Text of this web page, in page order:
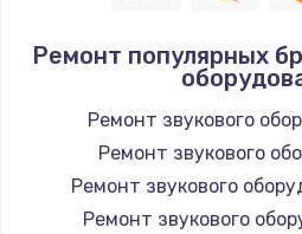
Программный
390
Замена Bluetooth/
800
Ремонт популярных
Ремонт звукового
Ремонт звукового
Ремонт звукового
Ремонт звукового